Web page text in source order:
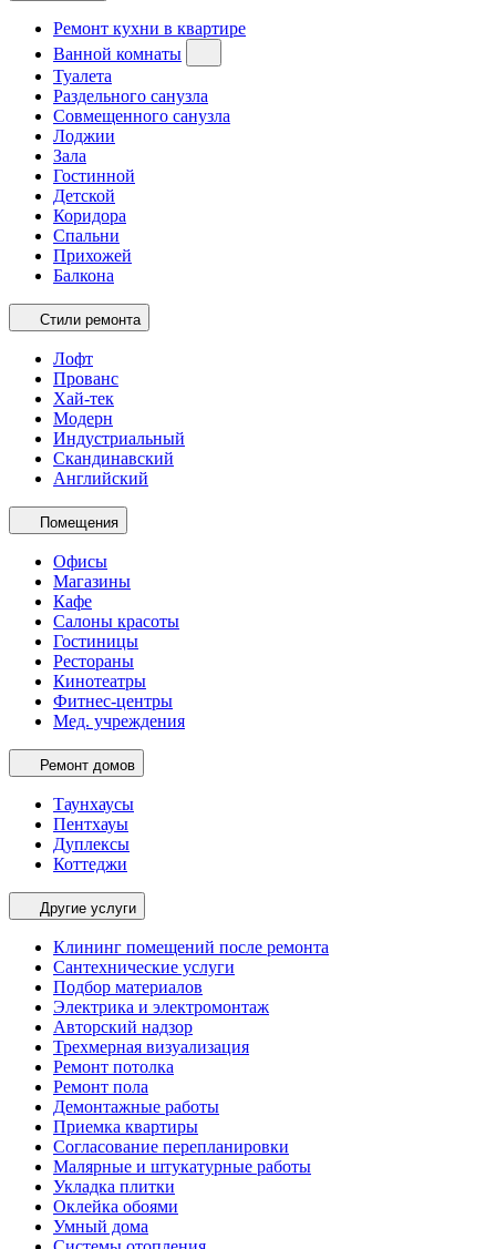
Ремонт кухни в квартире
Ванной комнаты
Туалета
Раздельного санузла
Совмещенного санузла
Лоджии
Зала
Гостинной
Детской
Коридора
Спальни
Прихожей
Балкона
Стили ремонта
Лофт
Прованс
Хай-тек
Модерн
Индустриальный
Скандинавский
Английский
Помещения
Офисы
Магазины
Кафе
Салоны красоты
Гостиницы
Рестораны
Кинотеатры
Фитнес-центры
Мед. учреждения
Ремонт домов
Таунхаусы
Пентхауы
Дуплексы
Коттеджи
Другие услуги
Клининг помещений после ремонта
Сантехнические услуги
Подбор материалов
Электрика и электромонтаж
Авторский надзор
Трехмерная визуализация
Ремонт потолка
Ремонт пола
Демонтажные работы
Приемка квартиры
Согласование перепланировки
Малярные и штукатурные работы
Укладка плитки
Оклейка обоями
Умный дома